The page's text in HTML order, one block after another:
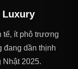
Luxury
tế, ít phô trương
đang dần thịnh
Nhật 2025.